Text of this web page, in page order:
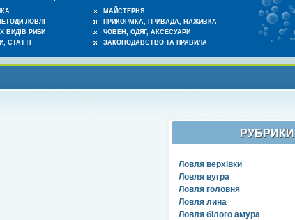
ЛОВЛІ
ВИДІВ РИБИ
СТАТТІ
МАЙСТЕРНЯ
ПРИКОРМКА, ПРИВАДА, НАЖИВКА
ЧОВЕН, ОДЯГ, АКСЕСУАРИ
ЗАКОНОДАВСТВО ТА ПРАВИЛА
РУБРИКИ
Ловля верхівки
Ловля вугра
Ловля головня
Ловля лина
Ловля білого амура